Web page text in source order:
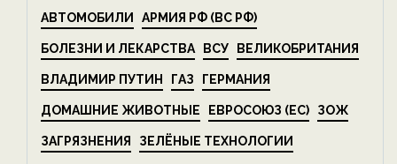
АВТОМОБИЛИ АРМИЯ РФ (ВС РФ)
БОЛЕЗНИ И ЛЕКАРСТВА ВСУ ВЕЛИКОБРИТАНИЯ
ВЛАДИМИР ПУТИН ГАЗ ГЕРМАНИЯ
ДОМАШНИЕ ЖИВОТНЫЕ ЕВРОСОЮЗ (ЕС) ЗОЖ
ЗАГРЯЗНЕНИЯ ЗЕЛЁНЫЕ ТЕХНОЛОГИИ